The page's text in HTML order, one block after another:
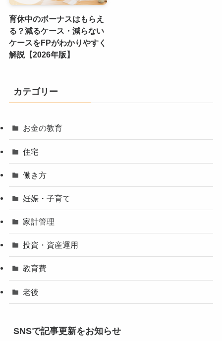
育休中のボーナスはもらえ
る？減るケース・減らない
ケースをFPがわかりやすく
解説【2026年版】
カテゴリー
お金の教育
住宅
働き方
妊娠・子育て
家計管理
投資・資産運用
教育費
老後
SNSで記事更新をお知らせ